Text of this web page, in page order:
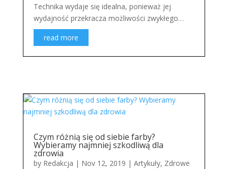
Technika wydaje się idealna, ponieważ jej
wydajność przekracza możliwości zwykłego…
read more
Czym różnią się od siebie farby?
Wybieramy najmniej szkodliwą dla
zdrowia
by Redakcja | Nov 12, 2019 | Artykuły, Zdrowe